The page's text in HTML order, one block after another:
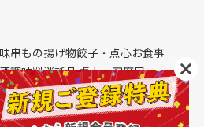
串もの揚げ物餃子・点心お食事
調味料消耗品 卓上・客席用
クレンリネス生鮮品（配送便限定）